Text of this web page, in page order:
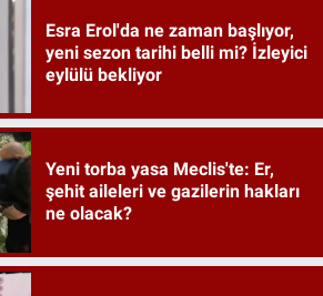
Esra Erol'da ne zaman başlıyor,
yeni sezon tarihi belli mi? İzleyici
eylülü bekliyor
Yeni torba yasa Meclis'te: Er,
şehit aileleri ve gazilerin hakları
ne olacak?